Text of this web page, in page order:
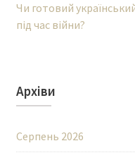
Чи готовий
під час війни?
Архіви
Серпень 2026